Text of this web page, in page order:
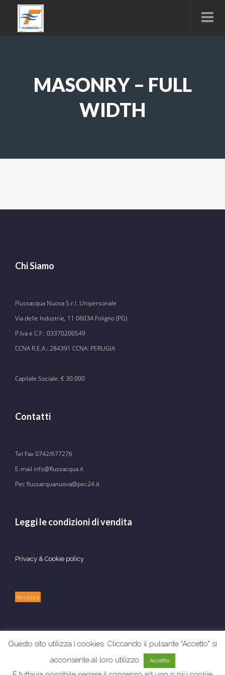
MASONRY – FULL
WIDTH
Chi Siamo
Flussacqua Nuova S.r.l. Unipersonale
Via delle Industrie, 11 06034 Foligno (PG)
P.Iva e C.F.: 03370200549
CCNA R.E.A.: 284391 CCNA: PERUGIA
Capitale Sociale: € 30.000
Contatti
Tel Fax0742/677276
E-mail info@flussacqua.it
Pec flussacquanuova@pec24.it
Leggi le condizioni di vendita
Privacy & Cookie policy
Recesso
Questo sito utilizza i cookies. Cliccando il pulsante "Accetto" si
acconsente al loro utilizzo
Accetto